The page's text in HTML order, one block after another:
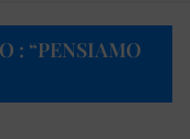
: “PENSIAMO